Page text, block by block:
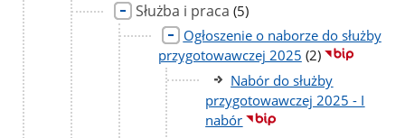
Służba i praca liczba
podstron
(5)
Ogłoszenie o naborze do służby
przygotowawczej 2025 liczba
podstron
(2)
Nabór do służby
przygotowawczej 2025 - I
nabór